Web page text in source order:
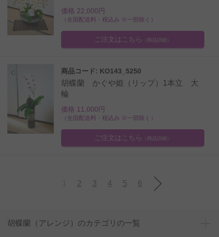
価格 22,000円
（全国配送料・税込み ※一部除く）
ご注文はこちら （商品詳細）
商品コード: KO143_5250
胡蝶蘭 かぐや姫（リップ）1本立 大
輪
価格 11,000円
（全国配送料・税込み ※一部除く）
ご注文はこちら （商品詳細）
2 3 4 5 6
胡蝶蘭（アレンジ）のカテゴリの一覧